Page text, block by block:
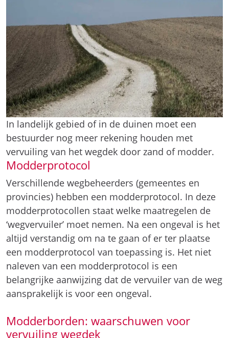
In landelijk gebied of in de duinen moet een
bestuurder nog meer rekening houden met
vervuiling van het wegdek door zand of modder.
Modderprotocol
Verschillende wegbeheerders (gemeentes en
provincies) hebben een modderprotocol. In deze
modderprotocollen staat welke maatregelen de
‘wegvervuiler’ moet nemen. Na een ongeval is het
altijd verstandig om na te gaan of er ter plaatse
een modderprotocol van toepassing is. Het niet
naleven van een modderprotocol is een
belangrijke aanwijzing dat de vervuiler van de weg
aansprakelijk is voor een ongeval.
Modderborden: waarschuwen voor
vervuiling wegdek